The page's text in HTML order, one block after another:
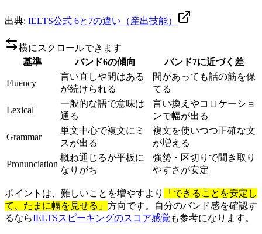
出典: IELTS公式 6と7の違い（産出技能）
横にスクロールできます
基準
バンド6の傾向 バンド7に近づく差
Fluency
言い直しや間はある
が続けられる
間があっても話の筋を保
てる
Lexical
一般的な語で意味は
通る
言い換えやコロケーショ
ンで幅が出る
Grammar
単文中心で複文にミ
スが出る
複文を使いつつ正確な文
が増える
Pronunciation
概ね通じるが平板に
なりがち
強勢・区切りで聞き取り
やすさが安定
ポイントは、難しいことを増やすより
「できることを安定し
て、たまに幅を見せる」 方向です。自分のバンド感を確認す
るならIELTSスピーキングのスコア感覚 も参考になります。